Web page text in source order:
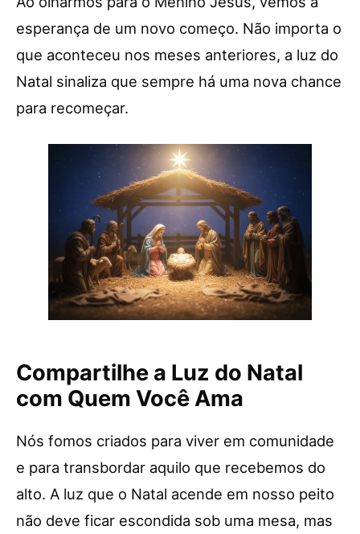
esperança de um novo começo. Não importa o
que aconteceu nos meses anteriores, a luz do
Natal sinaliza que sempre há uma nova chance
para recomeçar.
Compartilhe a Luz do Natal
com Quem Você Ama
Nós fomos criados para viver em comunidade
e para transbordar aquilo que recebemos do
alto. A luz que o Natal acende em nosso peito
não deve ficar escondida sob uma mesa, mas